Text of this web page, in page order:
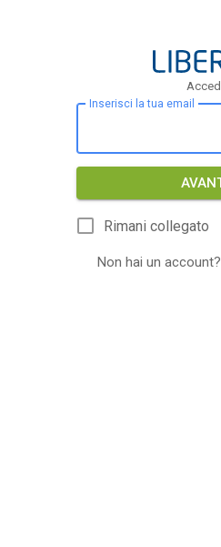
Inserisci la tua email
Rimani collegato
Non hai un account?